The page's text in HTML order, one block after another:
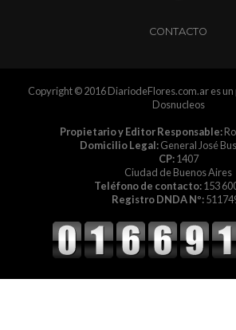
CONTACTO
Copyright © 2016 DiariodeFlores.com.ar es
Dosnucleos
Propietario y Editor Responsable:
Domicilio Legal:General José
CP:1407
Ciudad de Buenos Aires
Teléfono de contacto:153
Registro DNDA Nº: